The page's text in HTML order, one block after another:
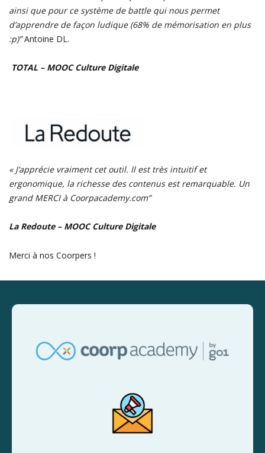
ainsi que pour ce système de battle qui nous permet
d’apprendre de façon ludique (68% de mémorisation en plus
:p)”Antoine DL.
TOTAL – MOOC Culture Digitale
« J’apprécie vraiment cet outil. Il est très intuitif et
ergonomique, la richesse des contenus est remarquable. Un
grand MERCI à Coorpacademy.com”
La Redoute – MOOC Culture Digitale
Merci à nos Coorpers !